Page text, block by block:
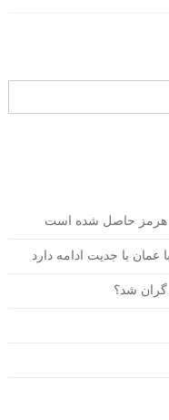
هرمز حاصل شده است
عمان با جدیت ادامه دارد